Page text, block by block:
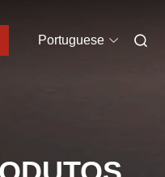
Portuguese